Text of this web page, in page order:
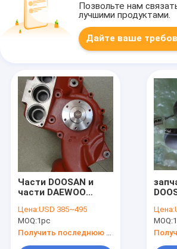
Позвольте нам
лучшими продуктами.
Дайте ваше
Части DOOSAN и
части DAEWOO
00016
Цена:USD 385~495
MOQ:1pc
Assy
Цена:
MOQ: